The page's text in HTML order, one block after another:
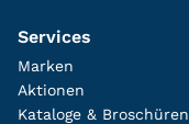
Services
Marken
Aktionen
Kataloge & Broschüren